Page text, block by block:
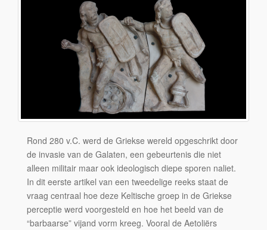
Rond 280 v.C. werd de Griekse wereld opgeschrikt door
de invasie van de Galaten, een gebeurtenis die niet
alleen militair maar ook ideologisch diepe sporen naliet.
In dit eerste artikel van een tweedelige reeks staat de
vraag centraal hoe deze Keltische groep in de Griekse
perceptie werd voorgesteld en hoe het beeld van de
“barbaarse” vijand vorm kreeg. Vooral de Aetoliërs